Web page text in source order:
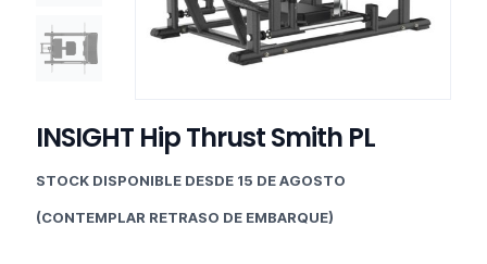
INSIGHT Hip Thrust Smith PL
STOCK DISPONIBLE DESDE 15 DE AGOSTO
(CONTEMPLAR RETRASO DE EMBARQUE)